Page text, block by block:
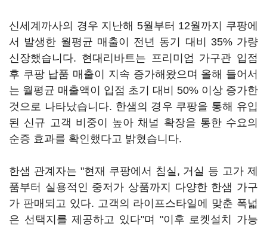
신세계까사의 경우 지난해 5월부터 12월까지 쿠팡에
서 발생한 월평균 매출이 전년 동기 대비 35% 가량
신장했습니다. 현대리바트는 프리미엄 가구관 입점
후 쿠팡 납품 매출이 지속 증가해왔으며 올해 들어서
는 월평균 매출액이 입점 초기 대비 50% 이상 증가한
것으로 나타났습니다. 한샘의 경우 쿠팡을 통해 유입
된 신규 고객 비중이 높아 채널 확장을 통한 수요의
순증 효과를 확인했다고 밝혔습니다.
한샘 관계자는 "현재 쿠팡에서 침실, 거실 등 고가 제
품부터 실용적인 중저가 상품까지 다양한 한샘 가구
가 판매되고 있다. 고객의 라이프스타일에 맞춘 폭넓
은 선택지를 제공하고 있다"며 "이후 로켓설치 가능